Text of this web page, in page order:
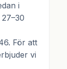
i
För att
vi